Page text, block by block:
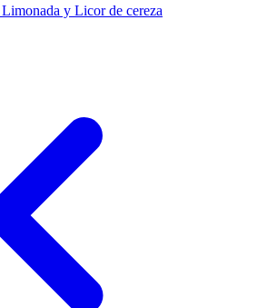
y Licor de cereza